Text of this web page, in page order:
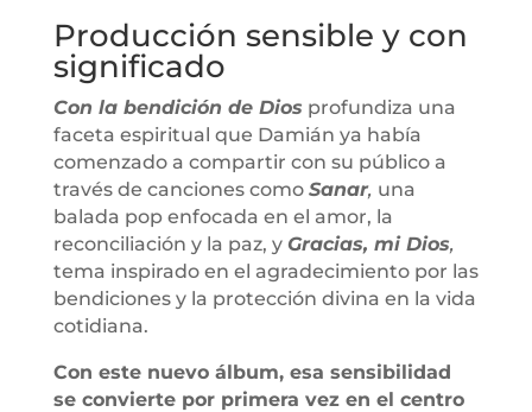
Producción sensible y con
significado
Con la bendición de Dios profundiza una
faceta espiritual que Damián ya había
comenzado a compartir con su público a
través de canciones como Sanar, una
balada pop enfocada en el amor, la
reconciliación y la paz, y Gracias, mi Dios,
tema inspirado en el agradecimiento por las
bendiciones y la protección divina en la vida
cotidiana.
Con este nuevo álbum, esa sensibilidad
se convierte por primera vez en el centro